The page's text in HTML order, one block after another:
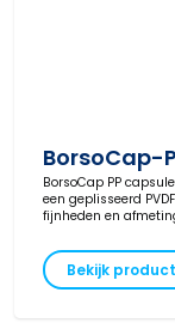
BorsoCap-
BorsoCap PP
een geplisseerd
fijnheden en
Bekijk product